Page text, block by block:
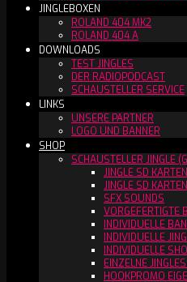
JINGLEBOXEN
ROLAND 404 MK2
ROLAND 404 A
DOWNLOADS
TEST JINGLES
DER RADIOPODCAST
SCHAUSTELLER SERVICE
LINKS
UNSERE PARTNER
LOGO UND BANNER
SHOP
SCHAUSTELLER JINGLE
JINGLE SD
JINGLE SD
SFX SOUNDS
VORGEFERTIGTE
INDIVIDUELLE
INDIVIDUELLE
INDIVIDUELLE
EINZELNE
HOOKPROMO